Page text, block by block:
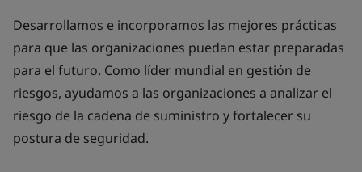
Desarrollamos e incorporamos las mejores prácticas
para que las organizaciones puedan estar preparadas
para el futuro. Como líder mundial en gestión de
riesgos, ayudamos a las organizaciones a analizar el
riesgo de la cadena de suministro y fortalecer su
postura de seguridad.